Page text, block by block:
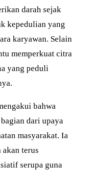
darah sejak
kepedulian yang
karyawan. Selain
memperkuat citra
yang peduli
bahwa
dari upaya
masyarakat. Ia
terus
serupa guna